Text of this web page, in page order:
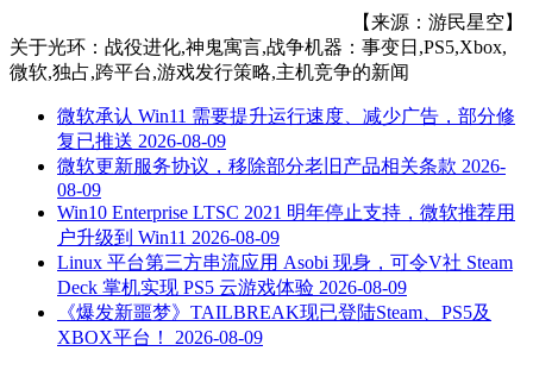
【来源：游民星空】
关于光环：战役进化,神鬼寓言,战争机器：事变日,PS5,Xbox,
微软,独占,跨平台,游戏发行策略,主机竞争的新闻
微软承认 Win11 需要提升运行速度、减少广告，部分修
复已推送 2026-08-09
微软更新服务协议，移除部分老旧产品相关条款 2026-
08-09
Win10 Enterprise LTSC 2021 明年停止支持，微软推荐用
户升级到 Win11 2026-08-09
Linux 平台第三方串流应用 Asobi 现身，可令V社 Steam
Deck 掌机实现 PS5 云游戏体验 2026-08-09
《爆发新噩梦》TAILBREAK现已登陆Steam、PS5及
XBOX平台！
2026-08-09